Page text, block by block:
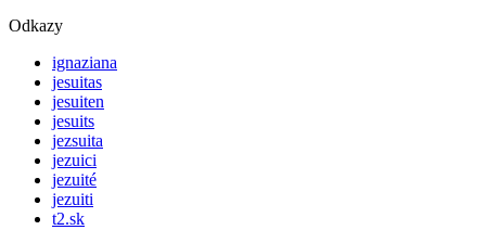
Odkazy
ignaziana
jesuitas
jesuiten
jesuits
jezsuita
jezuici
jezuité
jezuiti
t2.sk